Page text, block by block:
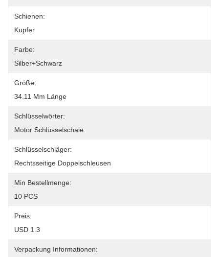
Schienen:
Kupfer
Farbe:
Silber+Schwarz
Größe:
34.11 Mm Länge
Schlüsselwörter:
Motor Schlüsselschale
Schlüsselschläger:
Rechtsseitige Doppelschleusen
Min Bestellmenge:
10 PCS
Preis:
USD 1.3
Verpackung Informationen: